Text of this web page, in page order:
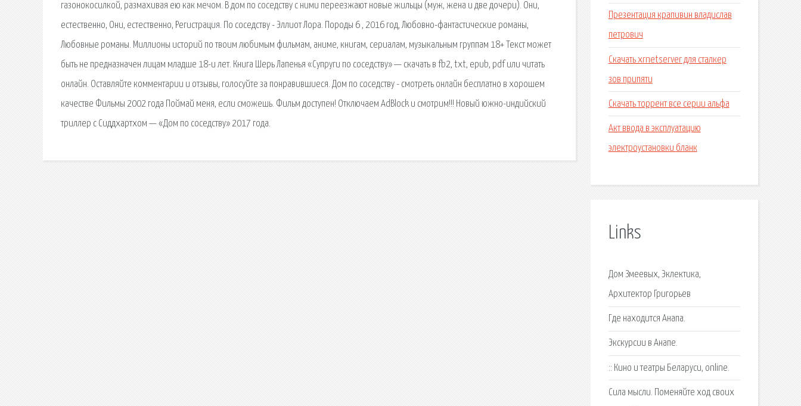
газонокосилкой, размахивая ею как мечом. В дом по соседству с ними переезжают новые жильцы (муж, жена и две дочери). Они,
естественно, Они, естественно, Регистрация. По соседству - Эллиот Лора. Породы 6 , 2016 год, Любовно-фантастические романы,
Любовные романы. Миллионы историй по твоим любимым фильмам, аниме, книгам, сериалам, музыкальным группам 18+ Текст может
быть не предназначен лицам младше 18-и лет. Книга Шерь Лапенья «Супруги по соседству» — скачать в fb2, txt, epub, pdf или читать
онлайн. Оставляйте комментарии и отзывы, голосуйте за понравившиеся. Дом по соседству - смотреть онлайн бесплатно в хорошем
качестве Фильмы 2002 года Поймай меня, если сможешь. Фильм доступен! Отключаем AdBlock и смотрим!!! Новый южно-индийский
триллер с Сиддхартхом — «Дом по соседству» 2017 года.
Презентация крапивин владислав
петрович
Скачать xrnetserver для сталкер
зов припяти
Скачать торрент все серии альфа
Акт ввода в эксплуатацию
электроустановки бланк
Links
Дом Змеевых, Эклектика,
Архитектор Григорьев
Где находится Анапа.
Экскурсии в Анапе.
:: Кино и театры Беларуси, online.
Сила мысли. Поменяйте ход своих